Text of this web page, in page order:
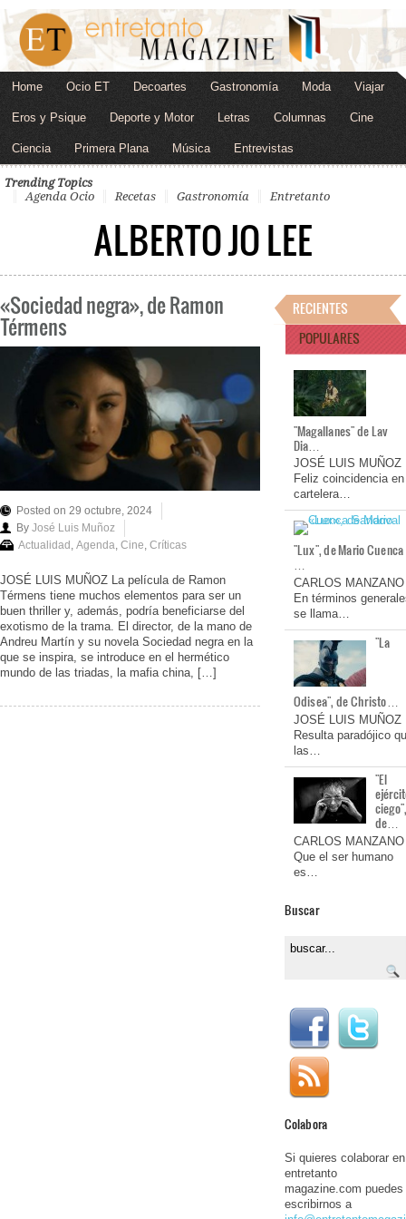
Home Ocio ET Decoartes Gastronomía Moda Viajar
Eros y Psique Deporte y Motor Letras Columnas Cine
Ciencia Primera Plana Música Entrevistas
Trending Topics
Agenda Ocio
Recetas Gastronomía Entretanto
ALBERTO JO LEE
«Sociedad negra», de Ramon
Térmens
Posted on 29 octubre, 2024
By José Luis Muñoz
Actualidad, Agenda, Cine, Críticas
JOSÉ LUIS MUÑOZ La película de Ramon
Térmens tiene muchos elementos para ser un
buen thriller y, además, podría beneficiarse del
exotismo de la trama. El director, de la mano de
Andreu Martín y su novela Sociedad negra en la
que se inspira, se introduce en el hermético
mundo de las triadas, la mafia china, […]
RECIENTES
POPULARES
"Magallanes" de Lav
Dia…
JOSÉ LUIS MUÑOZ
Feliz coincidencia en
cartelera…
"Lux", de Mario Cuenca
…
CARLOS MANZANO
En términos
se llama…
"La
Odisea", de Christo…
JOSÉ LUIS MUÑOZ
Resulta paradójico
las…
"El
de…
CARLOS MANZANO
Que el ser humano
es…
Buscar
Colabora
Si quieres colaborar en
entretanto
magazine.com puedes
escribirnos a